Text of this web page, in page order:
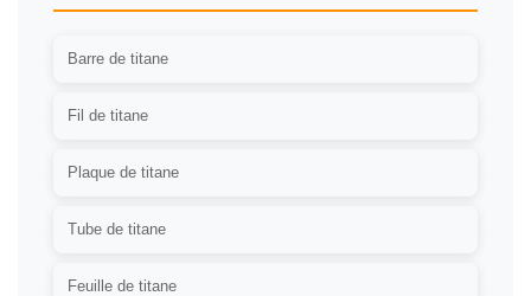
Barre de titane
Fil de titane
Plaque de titane
Tube de titane
Feuille de titane